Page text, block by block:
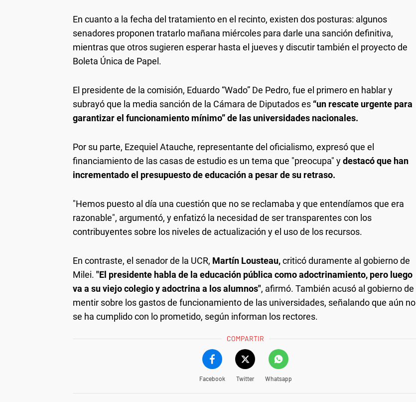
En cuanto a la fecha del tratamiento en el recinto, existen dos posturas: algunos
senadores proponen tratarlo mañana miércoles para darle una sanción definitiva,
mientras que otros sugieren esperar hasta el jueves y discutir también el proyecto de
Boleta Única de Papel.
El presidente de la comisión, Eduardo “Wado” De Pedro, fue el primero en hablar y
subrayó que la media sanción de la Cámara de Diputados es “un rescate urgente para
garantizar el funcionamiento mínimo” de las universidades nacionales.
Por su parte, Ezequiel Atauche, representante del oficialismo, expresó que el
financiamiento de las casas de estudio es un tema que "preocupa" ydestacó que han
incrementado el presupuesto de educación a pesar de su retraso.
"Hemos puesto al día una cuestión que no se reclamaba y que entendíamos que era
razonable", argumentó, y enfatizó la necesidad de ser transparentes con los
contribuyentes sobre los niveles de actualización y el uso de los recursos.
En contraste, el senador de la UCR, Martín Lousteau,criticó duramente al gobierno de
Milei. "El presidente habla de la educación pública como adoctrinamiento, pero luego
va a su viejo colegio y adoctrina a los alumnos", afirmó. También acusó al gobierno de
mentir sobre los gastos de funcionamiento de las universidades, señalando que aún no
se ha cumplido con lo prometido, según informan los rectores.
COMPARTIR
Facebook Twitter Whatsapp